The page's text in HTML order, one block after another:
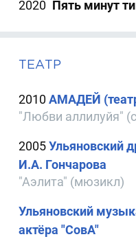
2020 Пять минут
ТЕАТР
2010АМАДЕЙ
"Любви аллилуйя"
2005Ульяновский
И.А. Гончарова
"Аэлита" (мюзикл)
Ульяновский
актёра "СовА"